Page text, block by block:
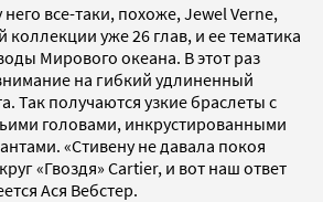
все-­таки, похоже, Jewel Verne,
коллекции уже 26 глав, и ее тематика
Мирового океана. В этот раз
на гибкий удлиненный
Так получаются узкие браслеты с
головами, инкрустированными
«Стивену не давала покоя
«Гвоздя» Cartier, и вот наш ответ
Ася Вебстер.